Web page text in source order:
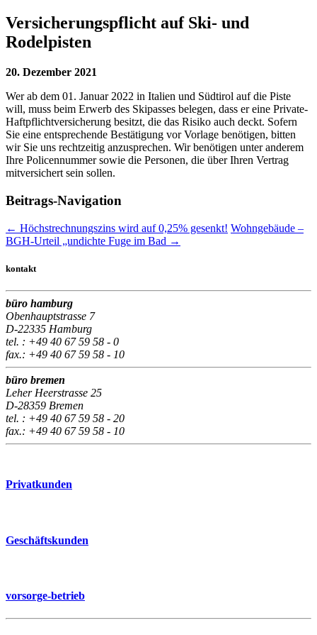
Versicherungspflicht auf Ski- und
Rodelpisten
20. Dezember 2021
Wer ab dem 01. Januar 2022 in Italien und Südtirol auf die Piste
will, muss beim Erwerb des Skipasses belegen, dass er eine Private-
Haftpflichtversicherung besitzt, die das Risiko auch deckt. Sofern
Sie eine entsprechende Bestätigung vor Vorlage benötigen, bitten
wir Sie uns rechtzeitig anzusprechen. Wir benötigen unter anderem
Ihre Policennummer sowie die Personen, die über Ihren Vertrag
mitversichert sein sollen.
Beitrags-Navigation
← Höchstrechnungszins wird auf 0,25% gesenkt! Wohngebäude –
BGH-Ur­teil „un­dich­te Fu­ge im Bad →
kontakt
büro hamburg
Obenhauptstrasse 7
D-22335 Hamburg
tel. : +49 40 67 59 58 - 0
fax.: +49 40 67 59 58 - 10
büro bremen
Leher Heerstrasse 25
D-28359 Bremen
tel. : +49 40 67 59 58 - 20
fax.: +49 40 67 59 58 - 10
Privatkunden
Geschäftskunden
vorsorge-betrieb